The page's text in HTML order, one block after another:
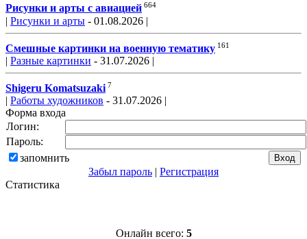
Рисунки и арты с авиацией 664
| Рисунки и арты - 01.08.2026 |
Смешные картинки на военную тематику 161
| Разные картинки - 31.07.2026 |
Shigeru Komatsuzaki 7
| Работы художников - 31.07.2026 |
Форма входа
Логин:
Пароль:
запомнить
Забыл пароль | Регистрация
Статистика
Онлайн всего: 5